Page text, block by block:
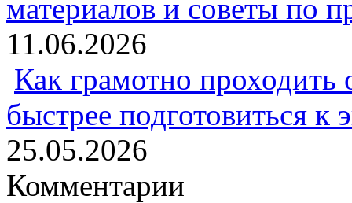
материалов и советы по
11.06.2026
Как грамотно проходить
быстрее подготовиться к
25.05.2026
Комментарии